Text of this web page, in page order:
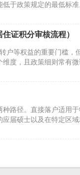
于政策规定的最低标准
证积分审核流程）
户等权益的重要门槛，
度，且政策细则常有微
路径。直接落户适用于
届硕士以及在特定区域
有效。根据《非上海生